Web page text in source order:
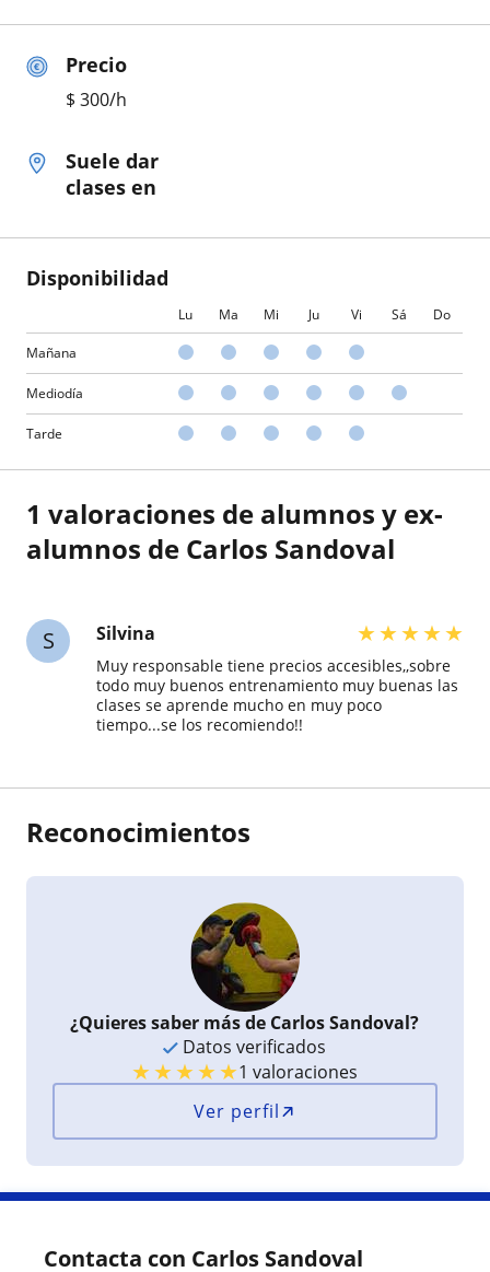
Precio
$ 300/h
Suele dar
clases en
Disponibilidad
Lu Ma Mi Ju Vi Sá Do
Mañana
Mediodía
Tarde
1 valoraciones de alumnos y ex-
alumnos de Carlos Sandoval
S Silvina ★★★★★
Muy responsable tiene precios accesibles,,sobre
todo muy buenos entrenamiento muy buenas las
clases se aprende mucho en muy poco
tiempo...se los recomiendo!!
Reconocimientos
¿Quieres saber más de Carlos Sandoval?
Datos verificados
★★★★★1 valoraciones
Ver perfil
Contacta con Carlos Sandoval